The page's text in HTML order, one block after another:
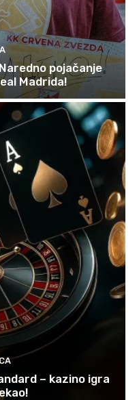
pojačanje
Madrida!
– kazino igra